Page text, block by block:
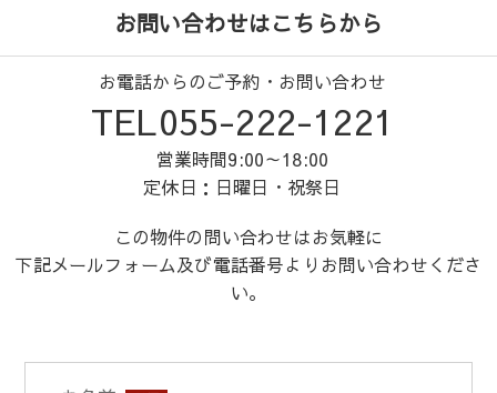
お問い合わせはこちらから
お電話からのご予約・お問い合わせ
TEL055-222-1221
営業時間9:00～18:00
定休日：日曜日・祝祭日
この物件の問い合わせはお気軽に
下記メールフォーム及び電話番号よりお問い合わせくださ
い。